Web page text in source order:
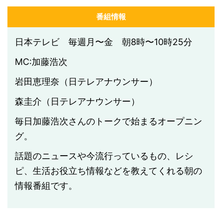
番組情報
日本テレビ 毎週月〜金 朝8時〜10時25分
MC:加藤浩次
岩田恵理奈（日テレアナウンサー）
森圭介（日テレアナウンサー）
毎日加藤浩次さんのトークで始まるオープニン
グ。
話題のニュースや今流行っているもの、レシ
ピ、生活お役立ち情報などを教えてくれる朝の
情報番組です。